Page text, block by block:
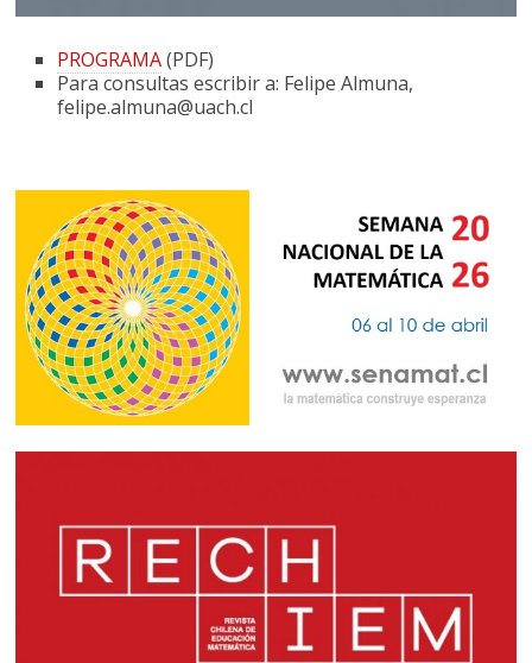
PROGRAMA(PDF)
Para consultas escribir a: Felipe Almuna,
felipe.almuna@uach.cl